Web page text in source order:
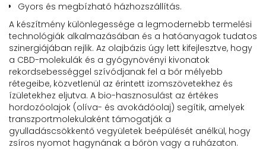
Gyors és megbízható házhozszállítás.
A készítmény különlegessége a legmodernebb termelési
technológiák alkalmazásában és a hatóanyagok tudatos
szinergiájában rejlik. Az olajbázis úgy lett kifejlesztve, hogy
a CBD-molekulák és a gyógynövényi kivonatok
rekordsebességgel szívódjanak fel a bőr mélyebb
rétegeibe, közvetlenül az érintett izomszövetekhez és
ízületekhez eljutva. A bio-hasznosulást az értékes
hordozóolajok (olíva- és avokádóolaj) segítik, amelyek
transzportmolekulaként támogatják a
gyulladáscsökkentő vegyületek beépülését anélkül, hogy
zsíros nyomot hagynának a bőrön vagy a ruházaton.